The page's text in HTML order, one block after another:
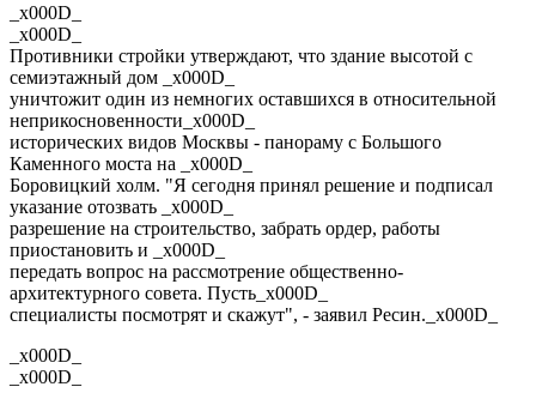
_x000D_
_x000D_
Противники стройки утверждают, что здание высотой с
семиэтажный дом _x000D_
уничтожит один из немногих оставшихся в относительной
неприкосновенности_x000D_
исторических видов Москвы - панораму с Большого
Каменного моста на _x000D_
Боровицкий холм. "Я сегодня принял решение и подписал
указание отозвать _x000D_
разрешение на строительство, забрать ордер, работы
приостановить и _x000D_
передать вопрос на рассмотрение общественно-
архитектурного совета. Пусть_x000D_
специалисты посмотрят и скажут", - заявил Ресин._x000D_
_x000D_
_x000D_